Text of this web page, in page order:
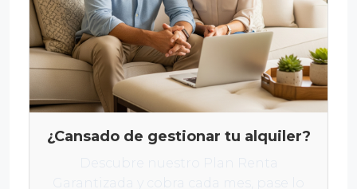
¿Cansado de gestionar tu alquiler?